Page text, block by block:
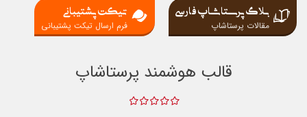
بلاگ پرستاشاپ فارسی
مقالات پرستاشاپ
تیکت پشتیبانی
فرم ارسال تیکت پشتیبانی
قالب هوشمند پرستاشاپ